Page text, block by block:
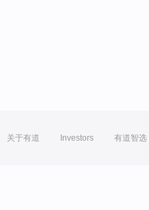
关于有道 Investors 有道智选